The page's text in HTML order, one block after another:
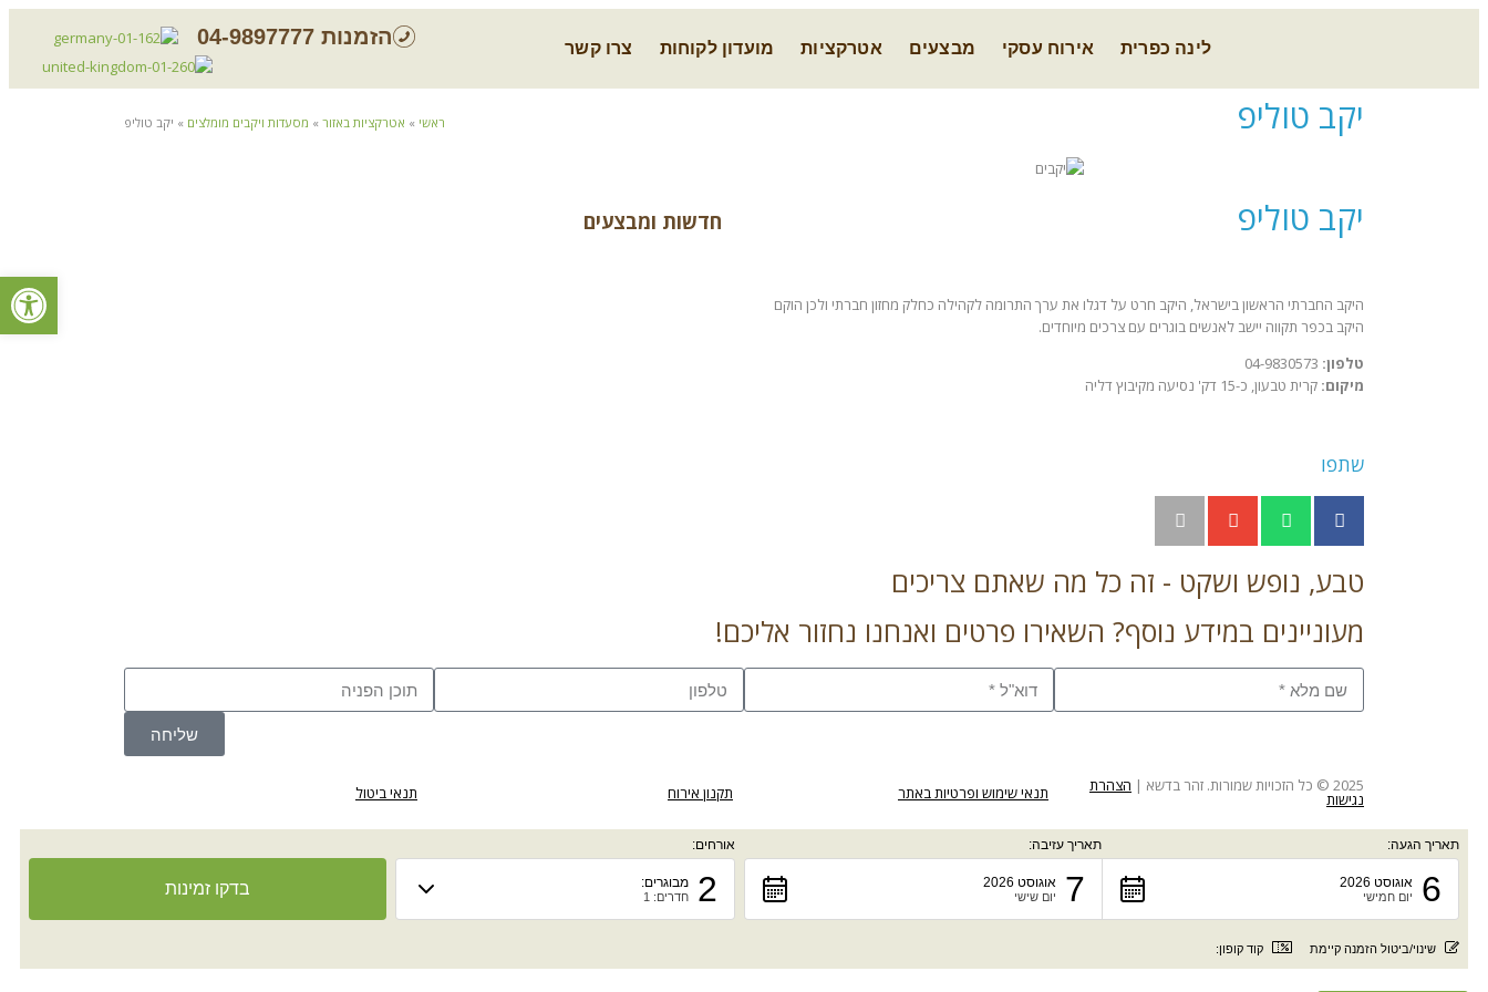
לינה כפרית אירוח עסקי מבצעים אטרקציות מועדון לקוחות צרו קשר הזמנות 04-9897777
יקב טוליפ ראשי » אטרקציות באזור » מסעדות ויקבים מומלצים » יקב טוליפ
יקב טוליפ
היקב החברתי הראשון בישראל, היקב חרט על דגלו את ערך התרומה לקהילה כחלק מחזון חברתי ולכן הוקם
היקב בכפר תקווה יישב לאנשים בוגרים עם צרכים מיוחדים.
טלפון:
מיקום: קרית טבעון, כ-15 דק' נסיעה מקיבוץ דליה
שתפו
חדשות ומבצעים
טבע, נופש ושקט - זה כל מה שאתם צריכים
מעוניינים במידע נוסף? השאירו פרטים ואנחנו נחזור אליכם!
שליחה
2025 © כל הזכויות שמורות. זהר בדשא | הצהרת
נגישות תנאי שימוש ופרטיות באתר תקנון אירוח תנאי ביטול
תאריך הגעה:
6 אוגוסט 2026
יום חמישי
תאריך עזיבה:
7 אוגוסט 2026
יום שישי
אורחים:
2 מבוגרים:
חדרים: 1
קוד קופון: שינוי/ביטול הזמנה קיימת
פתח